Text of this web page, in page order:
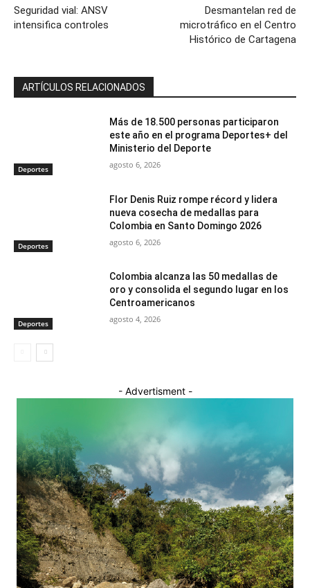
Seguridad vial: ANSV
intensifica controles
Desmantelan red de
microtráfico en el Centro
Histórico de Cartagena
ARTÍCULOS RELACIONADOS
Deportes
Más de 18.500 personas participaron
este año en el programa Deportes+ del
Ministerio del Deporte
agosto 6, 2026
Deportes
Flor Denis Ruiz rompe récord y lidera
nueva cosecha de medallas para
Colombia en Santo Domingo 2026
agosto 6, 2026
Deportes
Colombia alcanza las 50 medallas de
oro y consolida el segundo lugar en los
Centroamericanos
agosto 4, 2026
- Advertisment -